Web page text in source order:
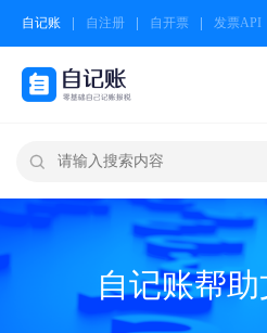
自记账 自注册 自开票 发票API

自记账帮